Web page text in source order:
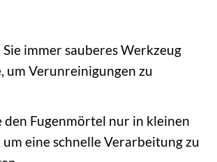
immer sauberes Werkzeug
um Verunreinigungen zu
den Fugenmörtel nur in kleinen
um eine schnelle Verarbeitung zu